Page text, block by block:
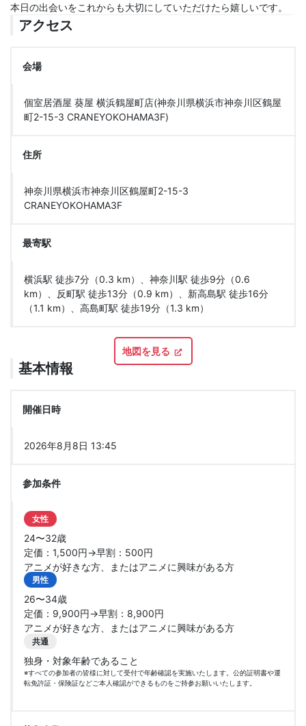
本日の出会いをこれからも大切にしていただけたら嬉しいです。
アクセス
会場
個室居酒屋 葵屋 横浜鶴屋町店(神奈川県横浜市神奈川区鶴屋
町2-15-3 CRANEYOKOHAMA3F)
住所
神奈川県横浜市神奈川区鶴屋町2-15-3
CRANEYOKOHAMA3F
最寄駅
横浜駅 徒歩7分（0.3 km）、神奈川駅 徒歩9分（0.6
km）、反町駅 徒歩13分（0.9 km）、新高島駅 徒歩16分
（1.1 km）、高島町駅 徒歩19分（1.3 km）
地図を見る
基本情報
開催日時
2026年8月8日 13:45
参加条件
女性
24〜32歳
定価：1,500円→早割：500円
アニメが好きな方、またはアニメに興味がある方
男性
26〜34歳
定価：9,900円→早割：8,900円
アニメが好きな方、またはアニメに興味がある方
共通
独身・対象年齢であること
※すべての参加者の皆様に対して受付で年齢確認を実施いたします。公的証明書や運
転免許証・保険証などご本人確認ができるものをご持参お願いいたします。